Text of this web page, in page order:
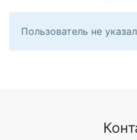
Пользователь не